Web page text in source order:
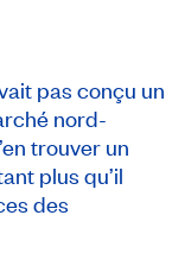
pas conçu un
nord-
trouver un
plus qu’il
des